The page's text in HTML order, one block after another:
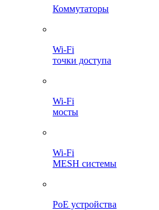
Коммутаторы
Wi-Fi
точки доступа
Wi-Fi
мосты
Wi-Fi
MESH системы
PoE устройства